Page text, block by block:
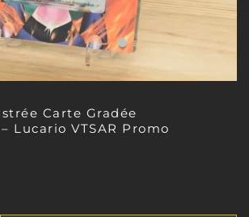
Carte Gradée
– Lucario VTSAR Promo